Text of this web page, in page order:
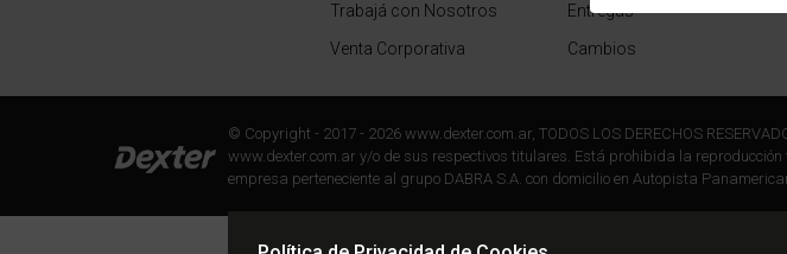
Trabajá con Nosotros
Venta Corporativa
Entregas
Cambios
© Copyright - 2017 - 2026 www.dexter.com.ar, TODOS LOS DERECHOS
www.dexter.com.ar y/o de sus respectivos titulares. Está prohibida la
empresa perteneciente al grupo DABRA S.A. con domicilio en Autopista